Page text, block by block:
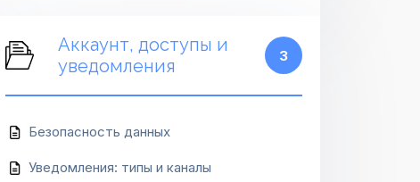
Аккаунт, доступы и
уведомления
3
Безопасность данных
Уведомления: типы и каналы